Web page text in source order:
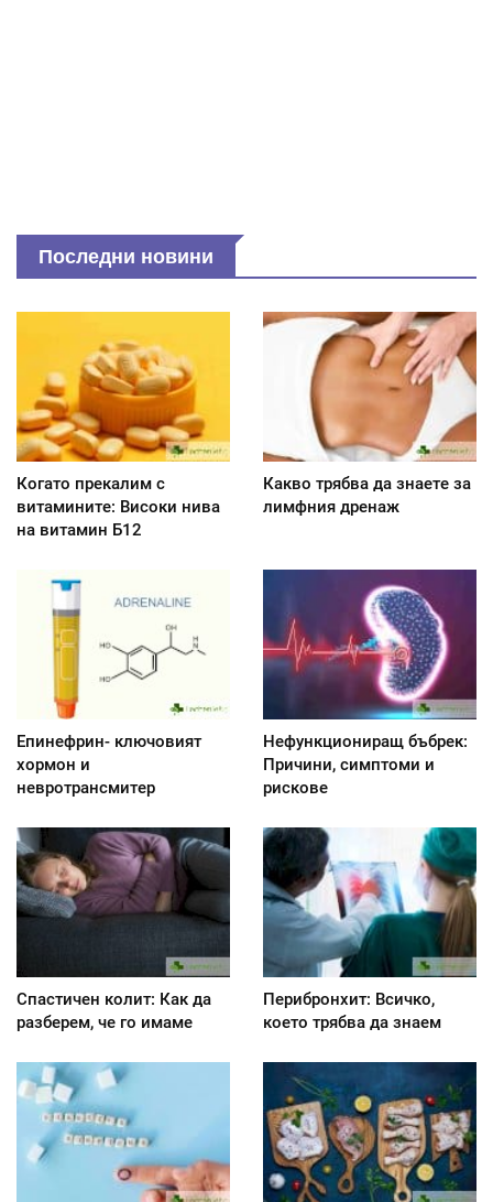
Последни новини
Когато прекалим с
витамините: Високи нива
на витамин Б12
Какво трябва да знаете за
лимфния дренаж
Епинефрин- ключовият
хормон и
невротрансмитер
Нефункциониращ бъбрек:
Причини, симптоми и
рискове
Спастичен колит: Как да
разберем, че го имаме
Перибронхит: Всичко,
което трябва да знаем